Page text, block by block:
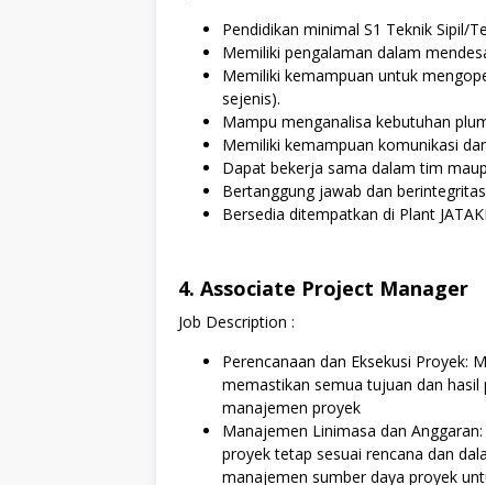
Pendidikan minimal S1 Teknik Sipil/
Memiliki pengalaman dalam
Memiliki kemampuan untuk
sejenis).
Mampu menganalisa kebutuhan
Memiliki kemampuan komunikasi
Dapat bekerja sama dalam tim
Bertanggung jawab dan
Bersedia ditempatkan di Plant
4. Associate Project Manager
Job Description :
Perencanaan dan Eksekusi Proyek:
memastikan semua tujuan dan
manajemen proyek
Manajemen Linimasa dan
proyek tetap sesuai rencana dan
manajemen sumber daya proyek